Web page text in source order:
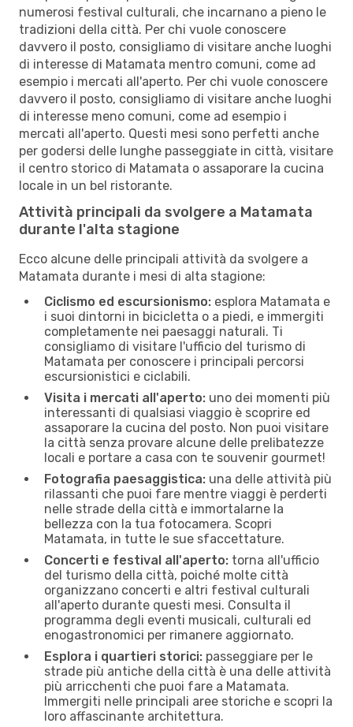
numerosi festival culturali, che incarnano a pieno le
tradizioni della città. Per chi vuole conoscere
davvero il posto, consigliamo di visitare anche luoghi
di interesse di Matamata mentro comuni, come ad
esempio i mercati all'aperto. Per chi vuole conoscere
davvero il posto, consigliamo di visitare anche luoghi
di interesse meno comuni, come ad esempio i
mercati all'aperto. Questi mesi sono perfetti anche
per godersi delle lunghe passeggiate in città, visitare
il centro storico di Matamata o assaporare la cucina
locale in un bel ristorante.
Attività principali da svolgere a Matamata
durante l'alta stagione
Ecco alcune delle principali attività da svolgere a
Matamata durante i mesi di alta stagione:
Ciclismo ed escursionismo: esplora Matamata e
i suoi dintorni in bicicletta o a piedi, e immergiti
completamente nei paesaggi naturali. Ti
consigliamo di visitare l'ufficio del turismo di
Matamata per conoscere i principali percorsi
escursionistici e ciclabili.
Visita i mercati all'aperto: uno dei momenti più
interessanti di qualsiasi viaggio è scoprire ed
assaporare la cucina del posto. Non puoi visitare
la città senza provare alcune delle prelibatezze
locali e portare a casa con te souvenir gourmet!
Fotografia paesaggistica: una delle attività più
rilassanti che puoi fare mentre viaggi è perderti
nelle strade della città e immortalarne la
bellezza con la tua fotocamera. Scopri
Matamata, in tutte le sue sfaccettature.
Concerti e festival all'aperto: torna all'ufficio
del turismo della città, poiché molte città
organizzano concerti e altri festival culturali
all'aperto durante questi mesi. Consulta il
programma degli eventi musicali, culturali ed
enogastronomici per rimanere aggiornato.
Esplora i quartieri storici: passeggiare per le
strade più antiche della città è una delle attività
più arricchenti che puoi fare a Matamata.
Immergiti nelle principali aree storiche e scopri la
loro affascinante architettura.